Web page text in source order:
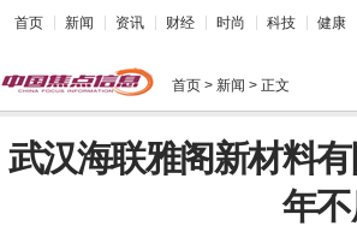
首页 新闻 资讯 财经 时尚 科技 健康
首页 > 新闻 > 正文
武汉海联雅阁新材料
年